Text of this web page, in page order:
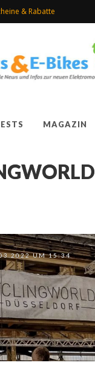
& Rabatte
MAGAZIN
UM 15:34